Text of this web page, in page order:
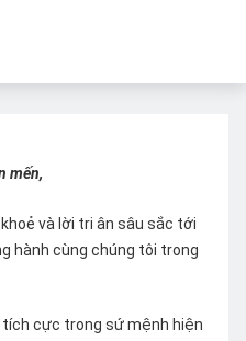
mến,
và lời tri ân sâu sắc tới
hành cùng chúng tôi trong
tích cực trong sứ mệnh hiện